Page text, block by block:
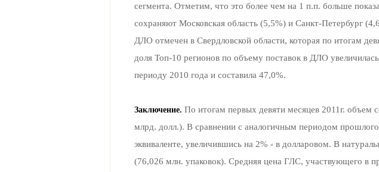
сегмента. Отметим, что это более чем на 1 п.п. больше
сохраняют Московская область (5,5%) и Санкт-Петербург
ДЛО отмечен в Свердловской области, которая по итогам
доля Топ-10 регионов по объему поставок в ДЛО
периоду 2010 года и составила 47,0%.
Заключение. По итогам первых девяти месяцев 2011г.
млрд. долл.). В сравнении с аналогичным периодом
эквиваленте, увеличившись на 2% - в долларовом. В
(76,026 млн. упаковок). Средняя цена ГЛС, участвующего в